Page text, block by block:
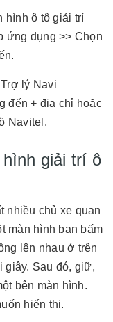
hình ô tô giải trí
ứng dụng >> Chọn
lý Navi
đến + địa chỉ hoặc
Navitel.
giải trí ô
nhiều chủ xe quan
màn hình bạn bấm
lên nhau ở trên
giây. Sau đó, giữ,
bên màn hình.
hiển thị.